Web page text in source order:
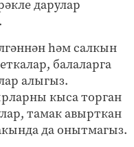
дарулар
һәм салкын
балаларга
алыгыз.
кыса торган
тамак авырткан
да онытмагыз.